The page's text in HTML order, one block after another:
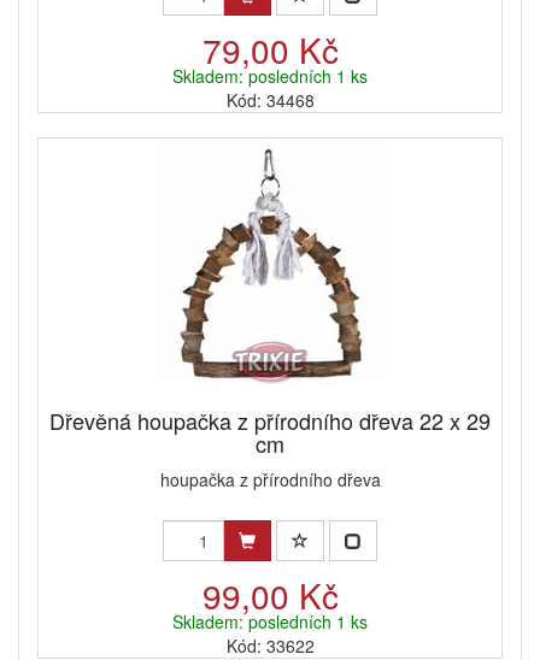
79,00 Kč
Skladem: posledních 1 ks
Kód: 34468
Dřevěná houpačka z přírodního dřeva 22 x 29
cm
houpačka z přírodního dřeva
99,00 Kč
Skladem: posledních 1 ks
Kód: 33622